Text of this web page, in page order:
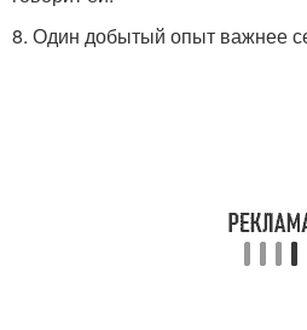
8. Один добытый опыт важнее